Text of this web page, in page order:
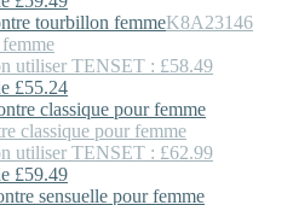
K8A23146
utiliser TENSET : £58.49
£55.24
classique pour femme
utiliser TENSET : £62.99
£59.49